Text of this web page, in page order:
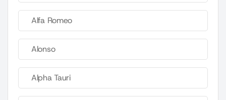
Alfa Romeo
Alonso
Alpha Tauri